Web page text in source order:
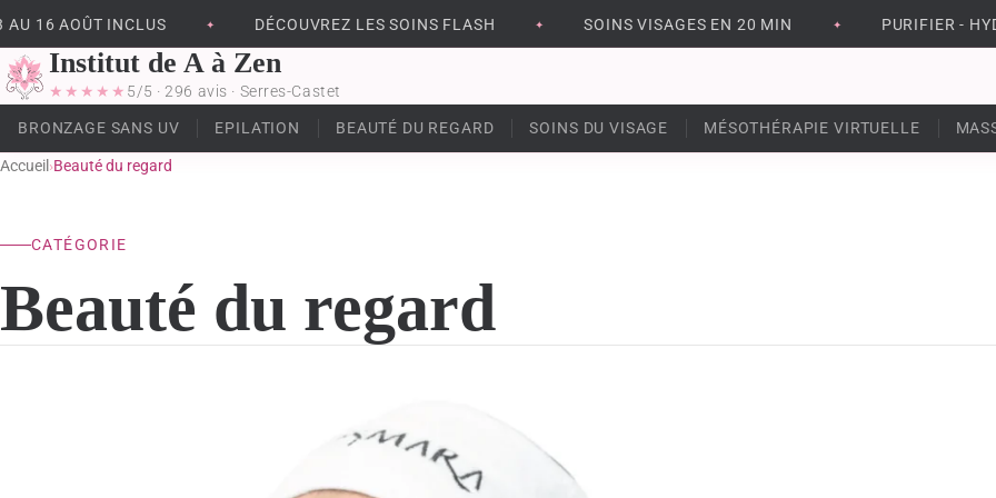
16 AOÛT INCLUS DÉCOUVREZ LES SOINS FLASH SOINS VISAGES EN 20 MIN PURIFIER -
Institut de A à Zen
★★★★★ 5/5 · 296 avis · Serres-Castet
BRONZAGE SANS UV EPILATION BEAUTÉ DU REGARD SOINS DU VISAGE MÉSOTHÉRAPIE VIRTUELLE
Accueil ›Beauté du regard
CATÉGORIE
Beauté du regard